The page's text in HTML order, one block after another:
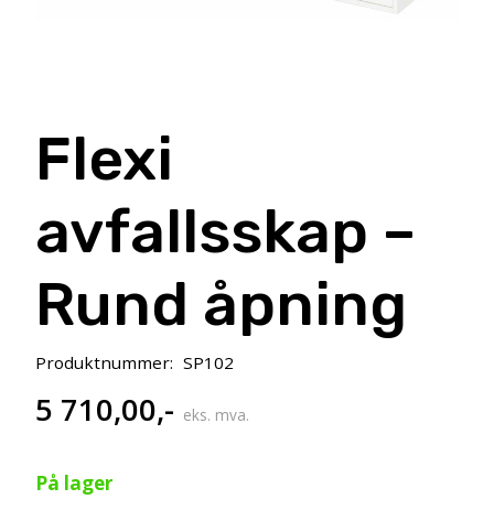
Flexi
avfallsskap –
Rund åpning
Produktnummer: SP102
5 710,00,- eks. mva.
På lager